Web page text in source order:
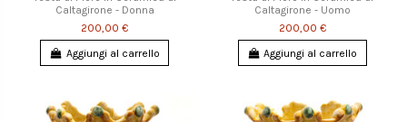
Caltagirone - Donna
200,00 €
Aggiungi al carrello
Caltagirone - Uomo
200,00 €
Aggiungi al carrello